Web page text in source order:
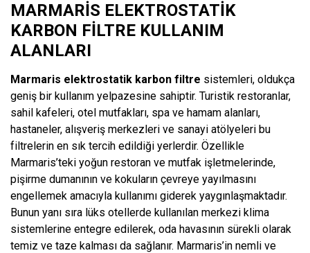
MARMARIS ELEKTROSTATIK
KARBON FILTRE KULLANIM
ALANLARI
Marmaris elektrostatik karbon filtre sistemleri, oldukça
geniş bir kullanım yelpazesine sahiptir. Turistik restoranlar,
sahil kafeleri, otel mutfakları, spa ve hamam alanları,
hastaneler, alışveriş merkezleri ve sanayi atölyeleri bu
filtrelerin en sık tercih edildiği yerlerdir. Özellikle
Marmaris’teki yoğun restoran ve mutfak işletmelerinde,
pişirme dumanının ve kokuların çevreye yayılmasını
engellemek amacıyla kullanımı giderek yaygınlaşmaktadır.
Bunun yanı sıra lüks otellerde kullanılan merkezi klima
sistemlerine entegre edilerek, oda havasının sürekli olarak
temiz ve taze kalması da sağlanır. Marmaris’in nemli ve